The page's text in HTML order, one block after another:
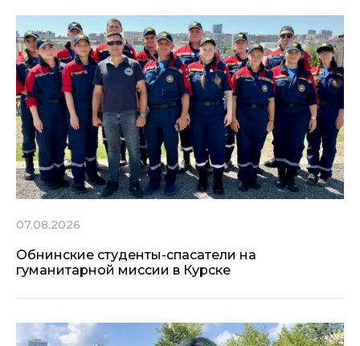
07.08.2026
Обнинские студенты-спасатели на
гуманитарной миссии в Курске